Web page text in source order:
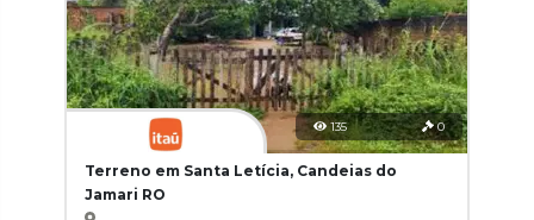
135 0
Terreno em Santa Letícia, Candeias do
Jamari RO